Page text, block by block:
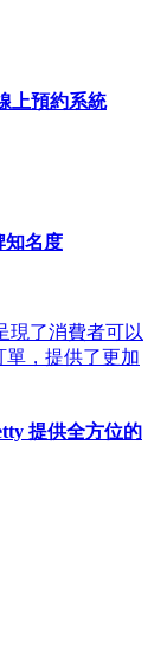
上預約系統
知名度
提供全方位的